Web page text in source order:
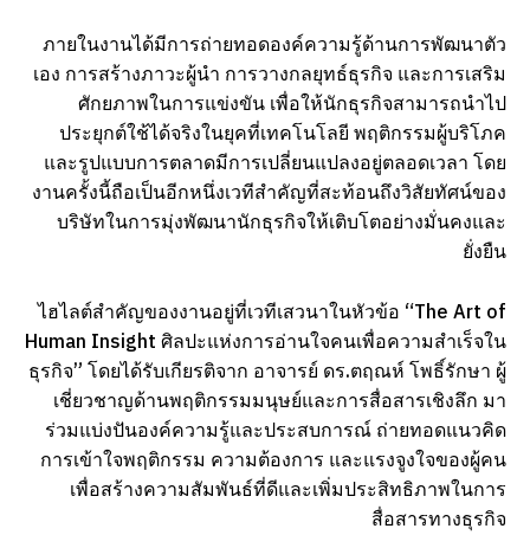
ภายในงานได้มีการถ่ายทอดองค์ความรู้ด้านการพัฒนาตัว
เอง การสร้างภาวะผู้นำ การวางกลยุทธ์ธุรกิจ และการเสริม
ศักยภาพในการแข่งขัน เพื่อให้นักธุรกิจสามารถนำไป
ประยุกต์ใช้ได้จริงในยุคที่เทคโนโลยี พฤติกรรมผู้บริโภค
และรูปแบบการตลาดมีการเปลี่ยนแปลงอยู่ตลอดเวลา โดย
งานครั้งนี้ถือเป็นอีกหนึ่งเวทีสำคัญที่สะท้อนถึงวิสัยทัศน์ของ
บริษัทในการมุ่งพัฒนานักธุรกิจให้เติบโตอย่างมั่นคงและ
ยั่งยืน
ไฮไลต์สำคัญของงานอยู่ที่เวทีเสวนาในหัวข้อ “The Art of
Human Insight ศิลปะแห่งการอ่านใจคนเพื่อความสำเร็จใน
ธุรกิจ” โดยได้รับเกียรติจาก อาจารย์ ดร.ตฤณห์ โพธิ์รักษา ผู้
เชี่ยวชาญด้านพฤติกรรมมนุษย์และการสื่อสารเชิงลึก มา
ร่วมแบ่งปันองค์ความรู้และประสบการณ์ ถ่ายทอดแนวคิด
การเข้าใจพฤติกรรม ความต้องการ และแรงจูงใจของผู้คน
เพื่อสร้างความสัมพันธ์ที่ดีและเพิ่มประสิทธิภาพในการ
สื่อสารทางธุรกิจ